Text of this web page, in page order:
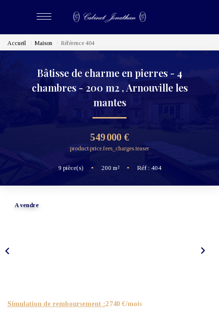
ACHETER
LOUER
ESTIMER
BIENS VENDUS
NOS CABINETS
Accueil Maison Référence 404
Bâtisse de charme en pierres - 4
chambres - 200 m2 , Arnouville les
mantes
549 000 €
product.price.fees_charges.teaser
9 pièce(s) • 200 m² • Réf : 404
A vendre
Simulation de remboursement :2 740 €/mois